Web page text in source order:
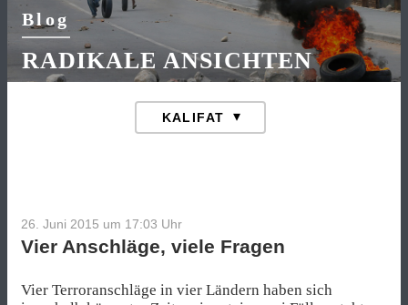
Blog
RADIKALE ANSICHTEN
26. Juni 2015 um 17:03 Uhr
Vier Anschläge, viele Fragen
Vier Terroranschläge in vier Ländern haben sich